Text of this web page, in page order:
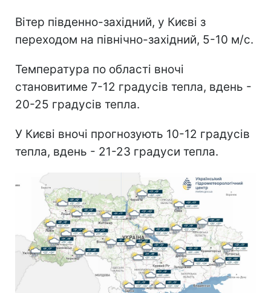
Вітер південно-західний, у Києві з
переходом на північно-західний, 5-10 м/с.
Температура по області вночі
становитиме 7-12 градусів тепла, вдень -
20-25 градусів тепла.
У Києві вночі прогнозують 10-12 градусів
тепла, вдень - 21-23 градуси тепла.